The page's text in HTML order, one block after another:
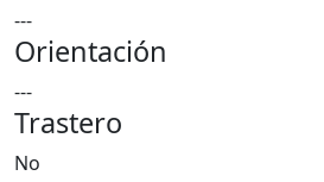
---
Orientación
---
Trastero
No